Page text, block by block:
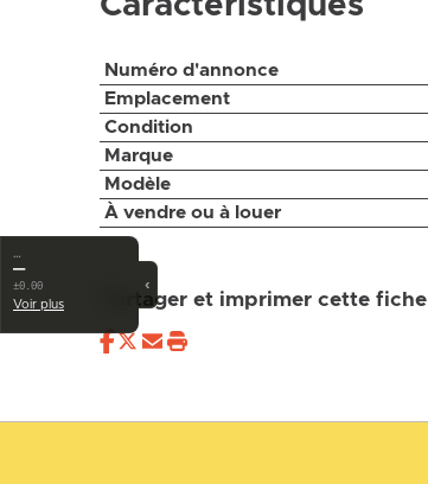
Numéro d'annonce
Emplacement
Condition
Marque
Modèle
À vendre ou à louer
Partager et imprimer cette fiche
‹
…
—
±0.00
Voir plus